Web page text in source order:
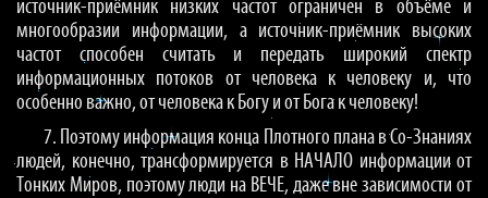
источник-приёмник низких частот ограничен в объёме и
многообразии информации, а источник-приёмник высоких
частот способен считать и передать широкий спектр
информационных потоков от человека к человеку и, что
особенно важно, от человека к Богу и от Бога к человеку!
7. Поэтому информация конца Плотного плана в Со-Знаниях
людей, конечно, трансформируется в НАЧАЛО информации от
Тонких Миров, поэтому люди на ВЕЧЕ, даже вне зависимости от